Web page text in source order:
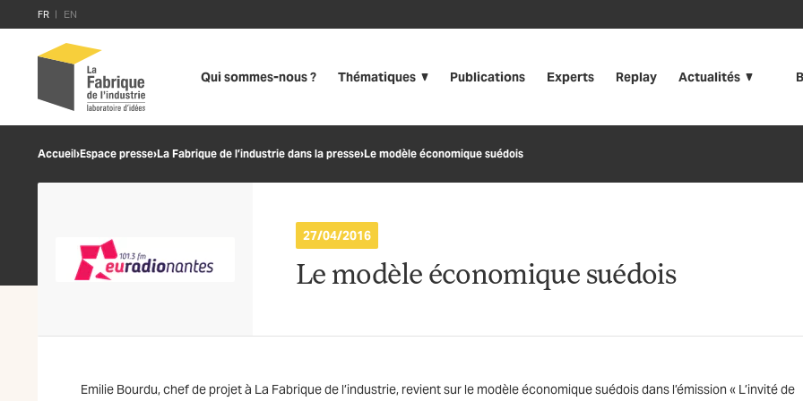
FR
EN
Qui sommes-nous ? Thématiques Publications Experts Replay Actualités
Accueil›Espace presse›La Fabrique de l’industrie dans la presse›Le modèle économique suédois
27/04/2016
Le modèle économique suédois
Emilie Bourdu, chef de projet à La Fabrique de l’industrie, revient sur le modèle économique suédois dans l’émission « L’invité de